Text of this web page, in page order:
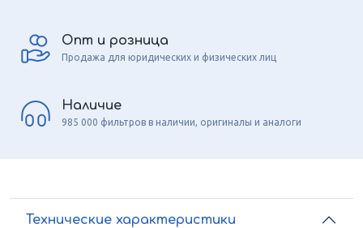
Опт и розница
Продажа для юридических и физических лиц
Наличие
985 000 фильтров в наличии, оригиналы и аналоги
Технические характеристики